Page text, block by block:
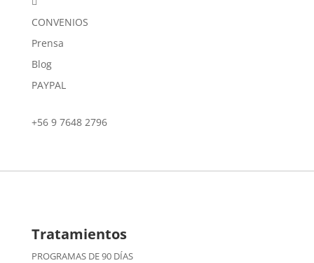
CONVENIOS
Prensa
Blog
PAYPAL
+56 9 7648 2796
Tratamientos
PROGRAMAS DE 90 DÍAS